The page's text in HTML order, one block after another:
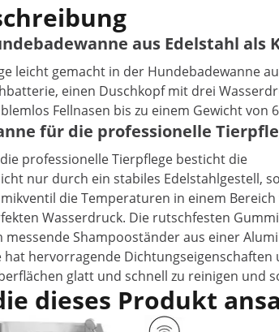
aus Edelstahl als
leicht gemacht in der Hundebadewanne
einen Duschkopf mit drei
Fellnasen bis zu einem Gewicht von
für die professionelle
professionelle Tierpflege besticht die
nur durch ein stabiles Edelstahlgestell,
die Temperaturen in einem
Wasserdruck. Die rutschfesten
messende Shampooständer aus einer
hat hervorragende
glatt und schnell zu reinigen und
dieses Produkt